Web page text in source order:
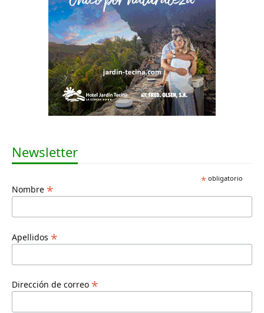
Newsletter
*obligatorio
Nombre *
Apellidos *
Dirección de correo *